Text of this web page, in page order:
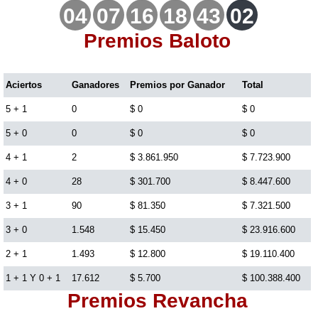
Lotería de Risaralda
Lotería de Medellín
Lotería de Santander
Lotería del Cauca
Lotería de Boyaca
Extra de Colombia
Antioqueñita Día
04 07 16 18 43 02
Premios Baloto
Aciertos Ganadores Premios por Ganador Total
5 + 1 0 $ 0 $ 0
5 + 0 0 $ 0 $ 0
4 + 1 2 $ 3.861.950 $ 7.723.900
4 + 0 28 $ 301.700 $ 8.447.600
3 + 1 90 $ 81.350 $ 7.321.500
3 + 0 1.548 $ 15.450 $ 23.916.600
2 + 1 1.493 $ 12.800 $ 19.110.400
1 + 1 Y 0 + 1 17.612 $ 5.700 $ 100.388.400
Premios Revancha